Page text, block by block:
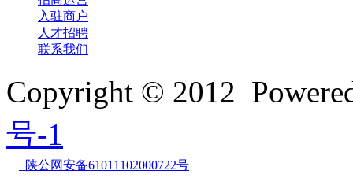
入驻商户
人才招聘
联系我们
Copyright © 2012
号-1
陕公网安备61011102000722号